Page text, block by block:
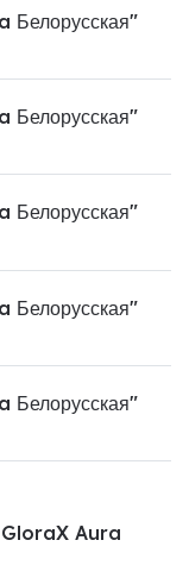
Белорусская"
Белорусская"
Белорусская"
Белорусская"
Белорусская"
GloraX Aura